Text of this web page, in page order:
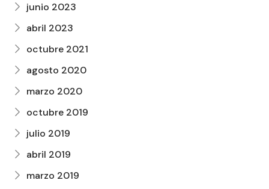
junio 2023
abril 2023
octubre 2021
agosto 2020
marzo 2020
octubre 2019
julio 2019
abril 2019
marzo 2019